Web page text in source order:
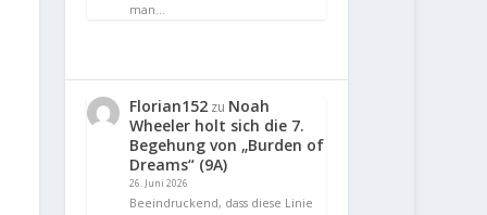
man…
Florian152 zu Noah
Wheeler holt sich die 7.
Begehung von „Burden of
Dreams“ (9A)
26. Juni 2026
Beeindruckend, dass diese Linie